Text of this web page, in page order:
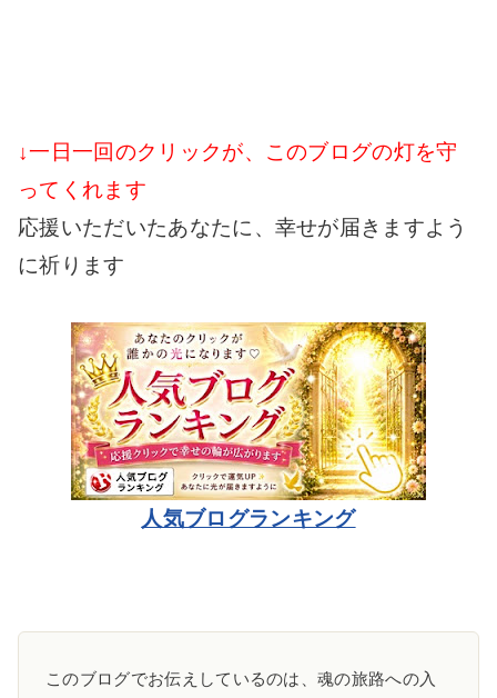
↓一日一回のクリックが、このブログの灯を守
ってくれます
応援いただいたあなたに、幸せが届きますよう
に祈ります
人気ブログランキング
このブログでお伝えしているのは、魂の旅路への入